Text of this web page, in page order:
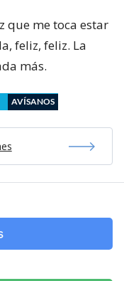
que me toca estar
feliz, feliz. La
más.
AVÍSANOS